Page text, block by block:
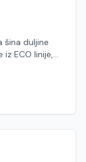
šina duljine
ECO linije,
osnovni
otpornost
uvjetima.